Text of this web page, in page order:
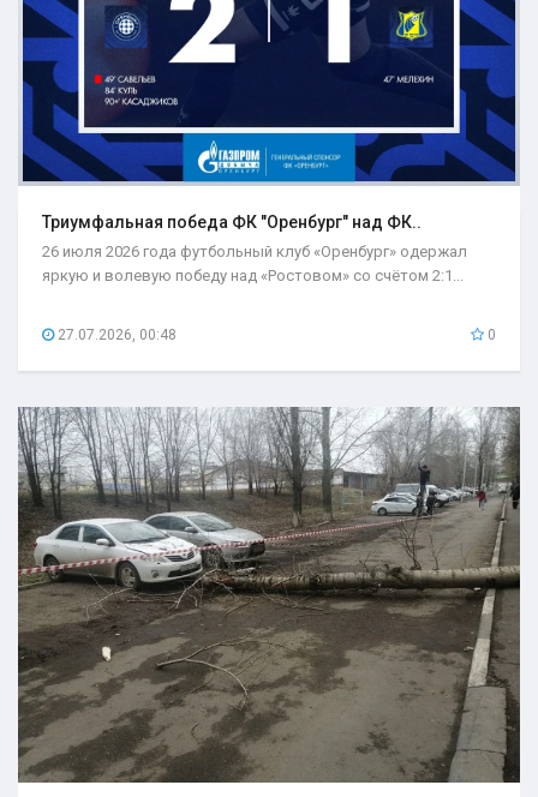
Триумфальная победа ФК "Оренбург" над ФК..
26 июля 2026 года футбольный клуб «Оренбург» одержал
яркую и волевую победу над «Ростовом» со счётом 2:1...
27.07.2026, 00:48 0